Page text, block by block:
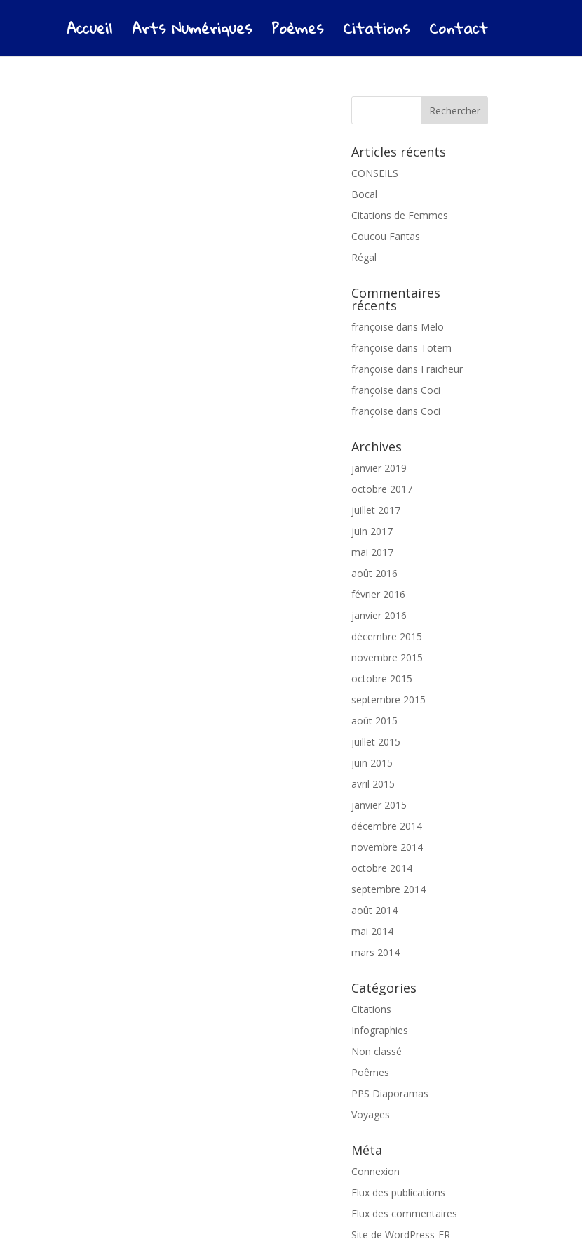
Accueil Arts Numériques Poèmes Citations Contact
Articles récents
CONSEILS
Bocal
Citations de Femmes
Coucou Fantas
Régal
Commentaires
récents
françoise dans Melo
françoise dans Totem
françoise dans Fraicheur
françoise dans Coci
françoise dans Coci
Archives
janvier 2019
octobre 2017
juillet 2017
juin 2017
mai 2017
août 2016
février 2016
janvier 2016
décembre 2015
novembre 2015
octobre 2015
septembre 2015
août 2015
juillet 2015
juin 2015
avril 2015
janvier 2015
décembre 2014
novembre 2014
octobre 2014
septembre 2014
août 2014
mai 2014
mars 2014
Catégories
Citations
Infographies
Non classé
Poêmes
PPS Diaporamas
Voyages
Méta
Connexion
Flux des publications
Flux des commentaires
Site de WordPress-FR